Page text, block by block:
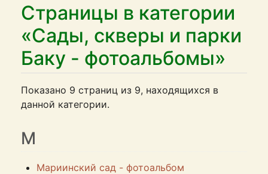
Страницы в категории
«Сады, скверы и парки
Баку - фотоальбомы»
Показано 9 страниц из 9, находящихся в
данной категории.
М
Мариинский сад - фотоальбом